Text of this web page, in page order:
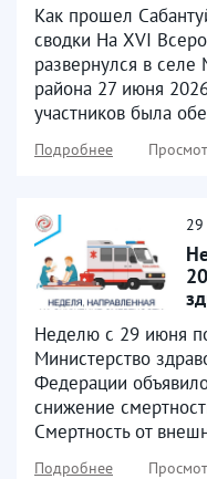
Как прошел
сводки На XVI
развернулся в
района 27 июня
участников была
Подробнее
29
Неделю с 29 июня
Министерство
Федерации
снижение
Смертность от
Подробнее